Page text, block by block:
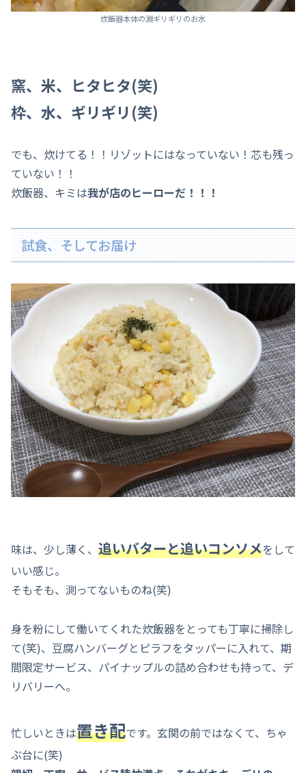
炊飯器本体の淵ギリギリのお水
窯、米、ヒタヒタ(笑)
枠、水、ギリギリ(笑)
でも、炊けてる！！リゾットにはなっていない！芯も残っ
ていない！！
炊飯器、キミは我が店のヒーローだ！！！
試食、そしてお届け
味は、少し薄く、 追いバターと追いコンソメをして
いい感じ。
そもそも、測ってないものね(笑)
身を粉にして働いてくれた炊飯器をとっても丁寧に掃除し
て(笑)、豆腐ハンバーグとピラフをタッパーに入れて、期
間限定サービス、パイナップルの詰め合わせも持って、デ
リバリーへ。
忙しいときは置き配です。玄関の前ではなくて、ちゃ
ぶ台に(笑)